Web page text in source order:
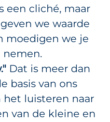
een cliché, maar
we waarde
moedigen we je
Dat is meer dan
basis van ons
het luisteren naar
van de kleine en